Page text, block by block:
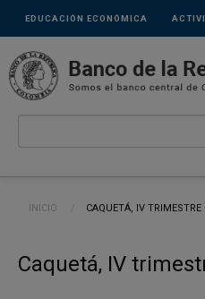
Pasar al contenido principal
Links
secundarios
EDUCACIÓN ECONÓMICA
Ruta de
INICIO CURRENT:
CAQUETÁ, IV TRIMESTRE
Caquetá, IV